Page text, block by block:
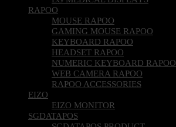
RAPOO
MOUSE RAPOO
GAMING MOUSE RAPOO
KEYBOARD RAPOO
HEADSET RAPOO
NUMERIC KEYBOARD RAPOO
WEB CAMERA RAPOO
RAPOO ACCESSORIES
EIZO
EIZO MONITOR
SGDATAPOS